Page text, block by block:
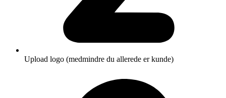
Upload logo (medmindre du allerede er kunde)